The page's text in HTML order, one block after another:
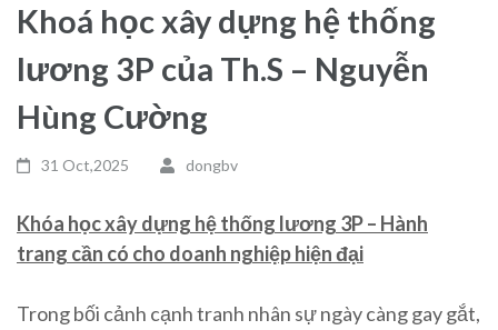
Khoá học xây dựng hệ thống
lương 3P của Th.S – Nguyễn
Hùng Cường
31 Oct,2025 dongbv
Khóa học xây dựng hệ thống lương 3P – Hành
trang cần có cho doanh nghiệp hiện đại
Trong bối cảnh cạnh tranh nhân sự ngày càng gay gắt,